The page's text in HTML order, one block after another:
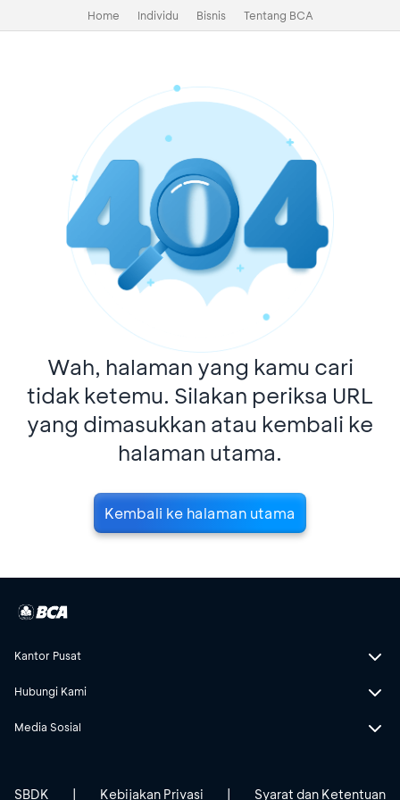
Home Individu Bisnis Tentang BCA
Wah, halaman yang kamu cari
tidak ketemu. Silakan periksa URL
yang dimasukkan atau kembali ke
halaman utama.
Kembali ke halaman utama
Kantor Pusat
Hubungi Kami
Media Sosial
SBDK Kebijakan Privasi Syarat dan Ketentuan